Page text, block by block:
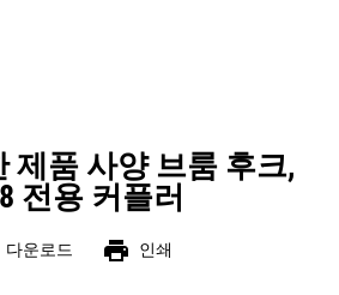
제품 사양 브룸 후크,
전용 커플러
다운로드 print 인쇄